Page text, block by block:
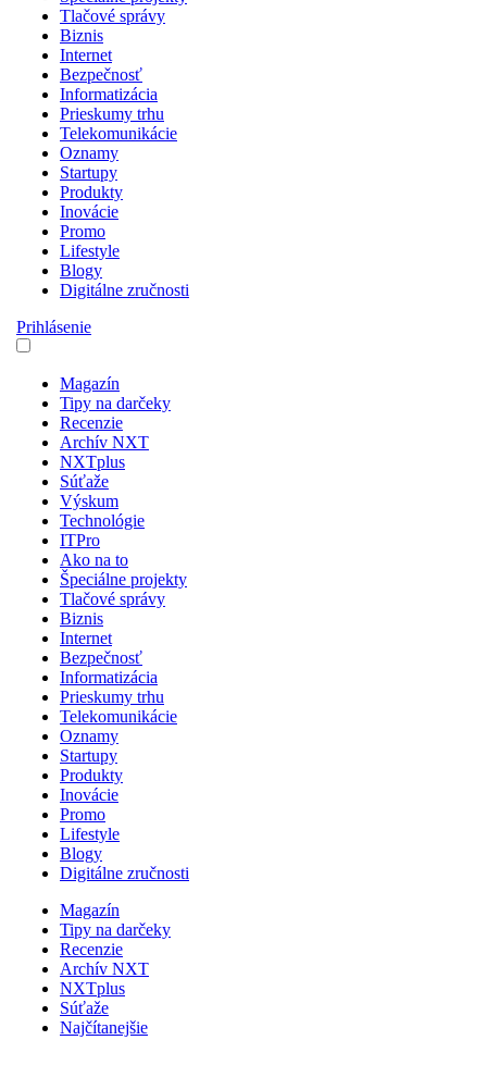
Tlačové správy
Biznis
Internet
Bezpečnosť
Informatizácia
Prieskumy trhu
Telekomunikácie
Oznamy
Startupy
Produkty
Inovácie
Promo
Lifestyle
Blogy
Digitálne zručnosti
Prihlásenie
Magazín
Tipy na darčeky
Recenzie
Archív NXT
NXTplus
Súťaže
Výskum
Technológie
ITPro
Ako na to
Špeciálne projekty
Tlačové správy
Biznis
Internet
Bezpečnosť
Informatizácia
Prieskumy trhu
Telekomunikácie
Oznamy
Startupy
Produkty
Inovácie
Promo
Lifestyle
Blogy
Digitálne zručnosti
Magazín
Tipy na darčeky
Recenzie
Archív NXT
NXTplus
Súťaže
Najčítanejšie